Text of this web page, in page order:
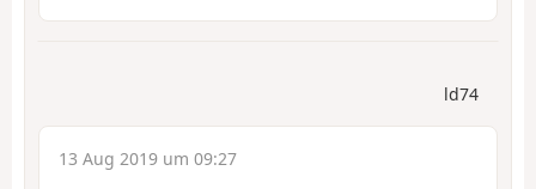
ld74
13 Aug 2019 um 09:27